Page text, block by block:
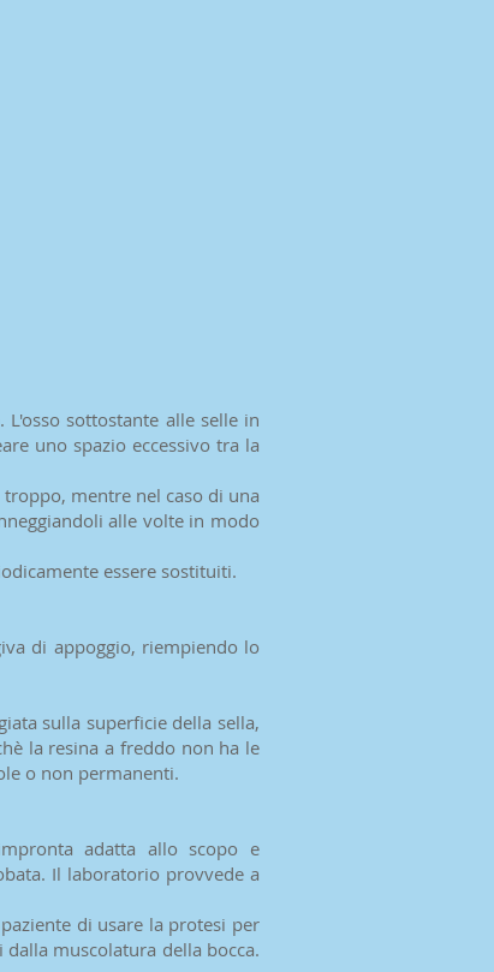
sottostante alle selle in
uno spazio eccessivo tra la
mentre nel caso di una
alle volte in modo
essere sostituiti.
di appoggio, riempiendo lo
sulla superficie della sella,
la resina a freddo non ha le
o non permanenti.
adatta allo scopo e
Il laboratorio provvede a
di usare la protesi per
muscolatura della bocca.